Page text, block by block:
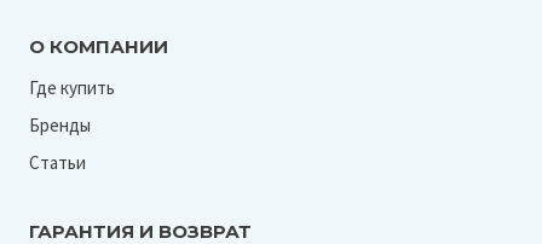
О КОМПАНИИ
Где купить
Бренды
Статьи
ГАРАНТИЯ И ВОЗВРАТ